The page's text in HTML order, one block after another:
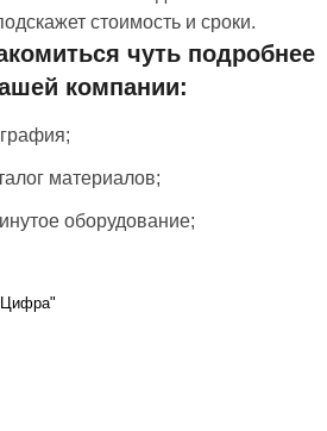
стоимость и сроки.
чуть подробнее
компании:
материалов;
оборудование;